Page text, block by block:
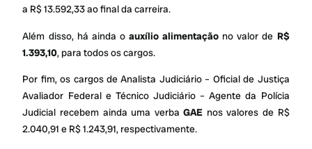
a R$ 13.592,33 ao final da carreira.
Além disso, há ainda o auxílio alimentação no valor de R$
1.393,10, para todos os cargos.
Por fim, os cargos de Analista Judiciário – Oficial de Justiça
Avaliador Federal e Técnico Judiciário – Agente da Polícia
Judicial recebem ainda uma verbaGAE nos valores de R$
2.040,91 e R$ 1.243,91, respectivamente.